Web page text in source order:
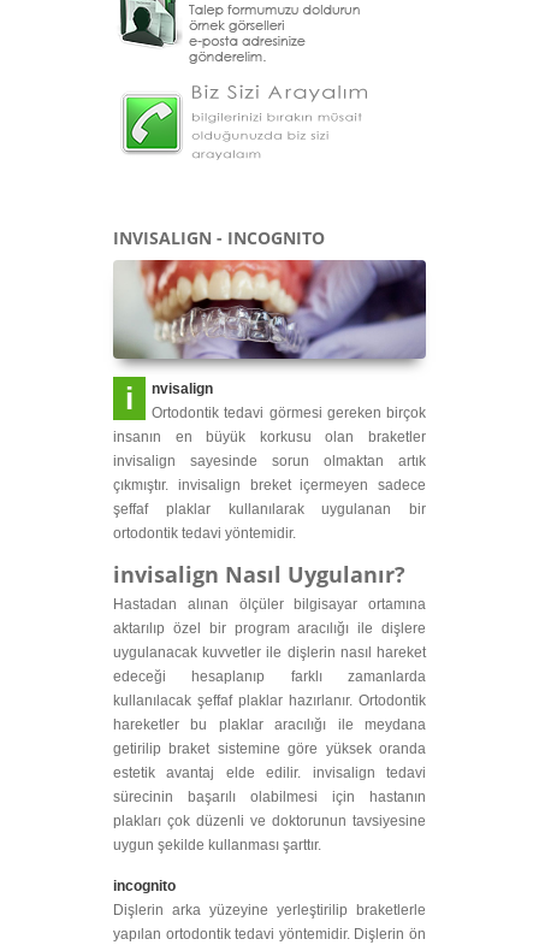
INVISALIGN - INCOGNITO
invisalign
Ortodontik tedavi görmesi gereken birçok
insanın en büyük korkusu olan braketler
invisalign sayesinde sorun olmaktan artık
çıkmıştır. invisalign breket içermeyen sadece
şeffaf plaklar kullanılarak uygulanan bir
ortodontik tedavi yöntemidir.
invisalign Nasıl Uygulanır?
Hastadan alınan ölçüler bilgisayar ortamına
aktarılıp özel bir program aracılığı ile dişlere
uygulanacak kuvvetler ile dişlerin nasıl hareket
edeceği hesaplanıp farklı zamanlarda
kullanılacak şeffaf plaklar hazırlanır. Ortodontik
hareketler bu plaklar aracılığı ile meydana
getirilip braket sistemine göre yüksek oranda
estetik avantaj elde edilir. invisalign tedavi
sürecinin başarılı olabilmesi için hastanın
plakları çok düzenli ve doktorunun tavsiyesine
uygun şekilde kullanması şarttır.
incognito
Dişlerin arka yüzeyine yerleştirilip braketlerle
yapılan ortodontik tedavi yöntemidir. Dişlerin ön